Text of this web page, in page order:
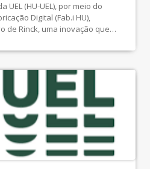
UEL (HU-UEL), por meio do
Digital (Fab.i HU),
de Rinck, uma inovação que
enfermeira Irene de Lazari,
o dispositivo […]